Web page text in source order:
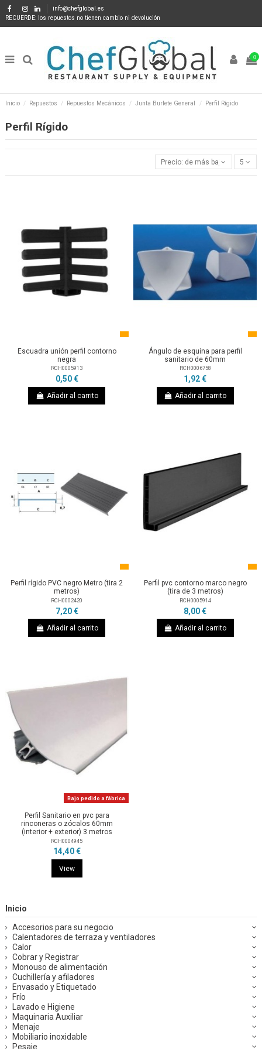
info@chefglobal.es
RECUERDE: los repuestos no tienen cambio ni devolución
0
Inicio Repuestos Repuestos Mecánicos Junta Burlete General Perfil Rígido
Perfil Rígido
Precio: de más bajo a más alto
5
Escuadra unión perfil contorno
negra
RCH0005913
0,50 €
Añadir al carrito
Ángulo de esquina para perfil
sanitario de 60mm
RCH0006758
1,92 €
Añadir al carrito
Perfil rígido PVC negro Metro (tira 2
metros)
RCH0002420
7,20 €
Añadir al carrito
Perfil pvc contorno marco negro
(tira de 3 metros)
RCH0005914
8,00 €
Añadir al carrito
Bajo pedido a fábrica
Perfil Sanitario en pvc para
rinconeras o zócalos 60mm
(interior + exterior) 3 metros
RCH0004945
14,40 €
View
Inicio
Accesorios para su negocio
Calentadores de terraza y ventiladores
Calor
Cobrar y Registrar
Monouso de alimentación
Cuchillería y afiladores
Envasado y Etiquetado
Frío
Lavado e Higiene
Maquinaria Auxiliar
Menaje
Mobiliario inoxidable
Pesaje